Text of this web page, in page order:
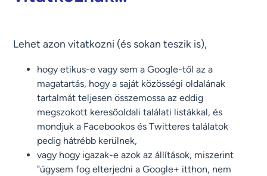
Lehet azon vitatkozni (és sokan teszik is),
hogy etikus-e vagy sem a Google-től az a
magatartás, hogy a saját közösségi oldalának
tartalmát teljesen összemossa az eddig
megszokott keresőoldali találati listákkal, és
mondjuk a Facebookos és Twitteres találatok
pedig hátrébb kerülnek,
vagy hogy igazak-e azok az állítások, miszerint
"úgysem fog elterjedni a Google+ itthon, nem